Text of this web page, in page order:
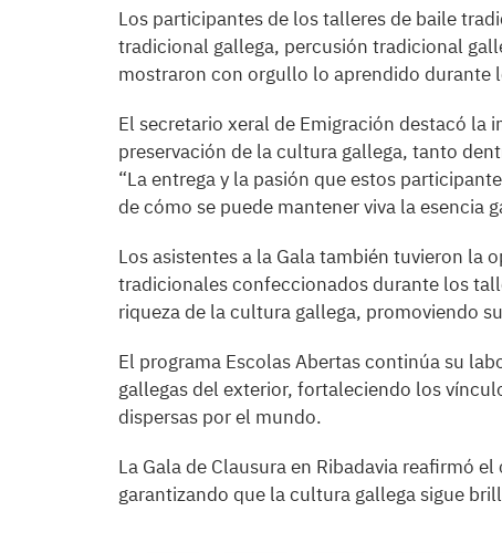
Los participantes de los talleres de baile
tradicional gallega, percusión tradicional
mostraron con orgullo lo aprendido durante
El secretario xeral de Emigración destacó la
preservación de la cultura gallega, tanto
“La entrega y la pasión que estos
de cómo se puede mantener viva la esencia
Los asistentes a la Gala también tuvieron la
tradicionales confeccionados durante los
riqueza de la cultura gallega, promoviendo
El programa Escolas Abertas continúa su
gallegas del exterior, fortaleciendo los
dispersas por el mundo.
La Gala de Clausura en Ribadavia reafirmó
garantizando que la cultura gallega sigue